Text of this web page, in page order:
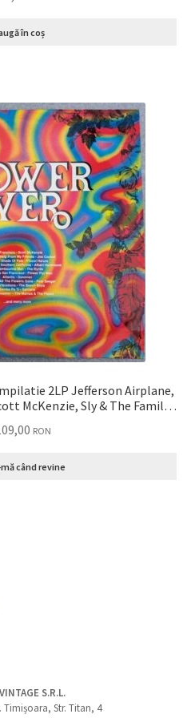
în coș
McKenzie, Sly & The Family
RON
când revine
S.R.L.
Timișoara, Str. Titan, 4